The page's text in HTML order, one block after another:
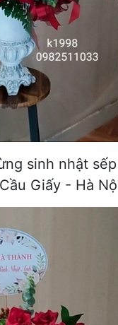
sinh nhật
Giấy - Hà